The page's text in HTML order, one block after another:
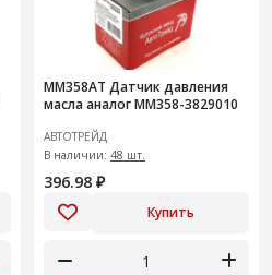
ММ358АТ Датчик давления
масла аналог ММ358-3829010
АВТОТРЕЙД
В наличии: 48 шт.
396.98 ₽
Купить